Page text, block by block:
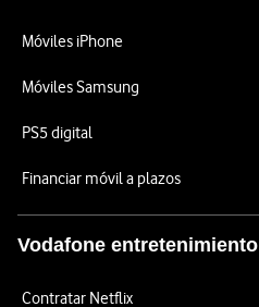
Móviles iPhone
Móviles Samsung
PS5 digital
Financiar móvil a plazos
Vodafone entretenimiento
Contratar Netflix